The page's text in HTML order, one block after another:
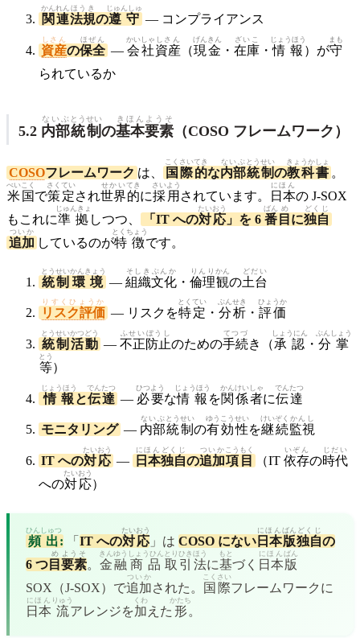
関連
かんれん
法規
ほうき
の遵守
じゅんしゅ
— コンプライアンス
資産
しさん
の保全
ほぜん
— 会社
かいしゃ
資産
しさん
（現金
げんきん
・ 在庫
ざいこ
・情報
じょうほう
）が守
まも
られているか
5.2 内部
ないぶ
統制
とうせい
の基本
きほん
要素
ようそ
（COSO フレームワーク）
COSOフレームワーク は、 国際
こくさい
的
てき
な内部
ないぶ
統制
とうせい
の教科書
きょうかしょ
。
米国
べいこく
で策定
さくてい
され世界
せかい
的
てき
に採用
さいよう
されています。 日本
にほん
の J-SOX
もこれに準拠
じゅんきょ
しつつ、 「IT への対応
たいおう
」を 6 番
ばん
目
め
に独自
どくじ
追加
ついか
しているのが特徴
とくちょう
です。
統制
とうせい
環境
かんきょう
— 組織
そしき
文化
ぶんか
・ 倫理
りんり
観
かん
の土台
どだい
リスク評価
りすくひょうか
— リスクを特定
とくてい
・ 分析
ぶんせき
・ 評価
ひょうか
統制
とうせい
活動
かつどう
— 不正
ふせい
防止
ぼうし
のための手続
てつづ
き（承認
しょうにん
・ 分掌
ぶんしょう
等
とう
）
情報
じょうほう
と伝達
でんたつ
— 必要
ひつよう
な情報
じょうほう
を関係
かんけい
者
しゃ
に伝達
でんたつ
モニタリング — 内部
ないぶ
統制
とうせい
の有効
ゆうこう
性
せい
を継続
けいぞく
監視
かんし
IT への対応
たいおう
— 日本
にほん
独自
どくじ
の追加
ついか
項目
こうもく
（IT 依存
いぞん
の時代
じだい
への対応
たいおう
）
頻出
ひんしゅつ
: 「 IT への対応
たいおう
」は COSO にない 日本
にほん
版
ばん
独自
どくじ
の
6 つ 目
め
要素
ようそ
。 金融
きんゆう
商品
しょうひん
取引
とりひき
法
ほう
に基
もと
づく 日本
にほん
版
ばん
SOX（J-SOX）で追加
ついか
された。 国際
こくさい
フレームワークに
日本
にほん
流
りゅう
アレンジを加
くわ
えた 形
かたち
。